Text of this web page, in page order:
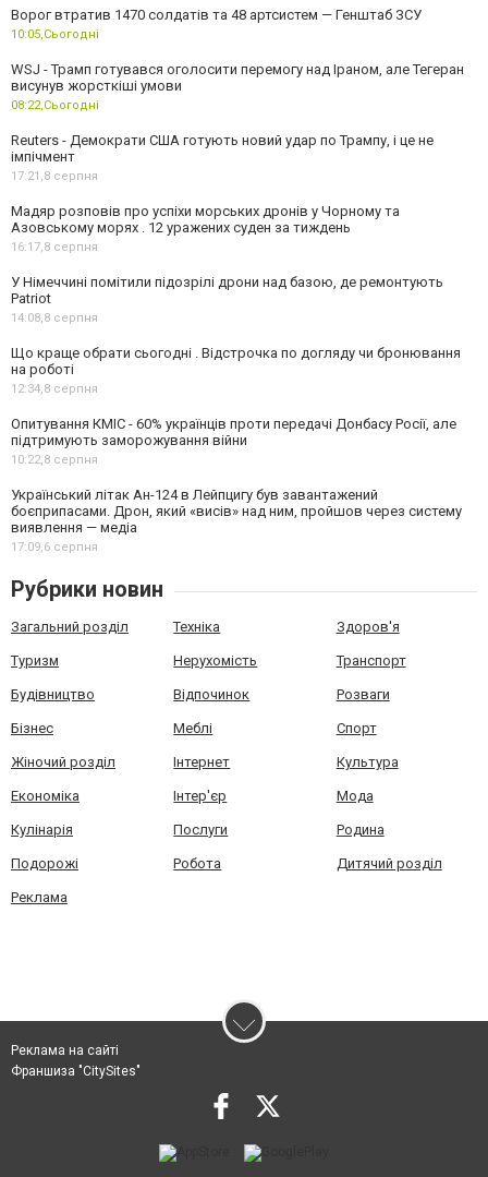
Ворог втратив 1470 солдатів та 48 артсистем — Генштаб ЗСУ
10:05,Сьогодні
WSJ - Трамп готувався оголосити перемогу над Іраном, але Тегеран
висунув жорсткіші умови
08:22,Сьогодні
Reuters - Демократи США готують новий удар по Трампу, і це не
імпічмент
17:21,8 серпня
Мадяр розповів про успіхи морських дронів у Чорному та
Азовському морях . 12 уражених суден за тиждень
16:17,8 серпня
У Німеччині помітили підозрілі дрони над базою, де ремонтують
Patriot
14:08,8 серпня
Що краще обрати сьогодні . Відстрочка по догляду чи бронювання
на роботі
12:34,8 серпня
Опитування КМІС - 60% українців проти передачі Донбасу Росії, але
підтримують заморожування війни
10:22,8 серпня
Український літак Ан-124 в Лейпцигу був завантажений
боєприпасами. Дрон, який «висів» над ним, пройшов через систему
виявлення — медіа
17:09,6 серпня
Рубрики новин
Загальний розділ Техніка Здоров'я
Туризм Нерухомість Транспорт
Будівництво Відпочинок Розваги
Бізнес Меблі Спорт
Жіночий розділ Інтернет Культура
Економіка Інтер'єр Мода
Кулінарія Послуги Родина
Подорожі Робота Дитячий розділ
Реклама
Реклама на сайті
Франшиза "CitySites"